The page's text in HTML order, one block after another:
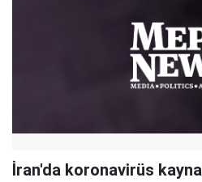
İran'da koronavirüs